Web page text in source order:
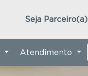
Seja Parceiro(a)
Atendimento